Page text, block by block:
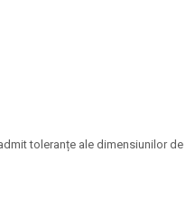
toleranțe ale dimensiunilor